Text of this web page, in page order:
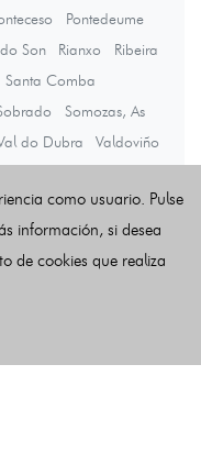
Pontedeume
Son Rianxo
Ribeira
Santa Comba
Somozas, As
do Dubra
Valdoviño
Últimas noticias
como usuario. Pulse
información, si desea
de cookies que realiza